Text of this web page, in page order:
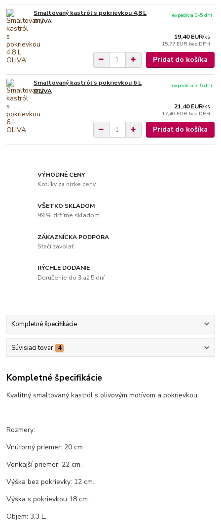
Smaltovaný kastról s pokrievkou 4,8 L
OLIVA
19,40 EUR/ks
15,77 EUR bez DPH
expedícia 3-5 dní
Pridať do košíka
Smaltovaný kastról s pokrievkou 6 L
OLIVA
21,40 EUR/ks
17,40 EUR bez DPH
expedícia 3-5 dní
Pridať do košíka
VÝHODNÉ CENY
Kotlíky za nízke ceny
VŠETKO SKLADOM
99 % držíme skladom
ZÁKAZNÍCKA PODPORA
Stačí zavolať
RÝCHLE DODANIE
Doručenie do 3 až 5 dní
Kompletné špecifikácie
Súvisiaci tovar 4
Kompletné špecifikácie
Kvalitný smaltovaný kastról s olivovým motívom a pokrievkou.
Rozmery:
Vnútorný priemer: 20 cm.
Vonkajší priemer: 22 cm.
Výška bez pokrievky: 12 cm.
Výška s pokrievkou 18 cm.
Objem: 3,3 L.